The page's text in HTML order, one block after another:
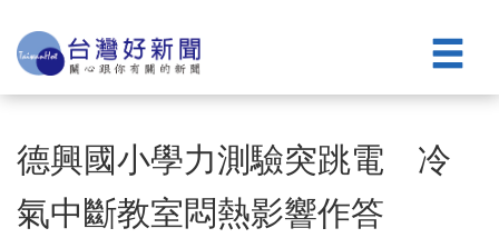
德興國小學力測驗突跳電 冷
氣中斷教室悶熱影響作答